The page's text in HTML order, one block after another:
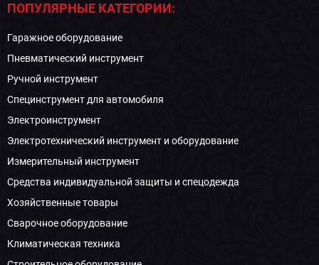
ПОПУЛЯРНЫЕ КАТЕГОРИИ:
Гаражное оборудование
Пневматический инструмент
Ручной инструмент
Специнструмент для автомобиля
Электроинструмент
Электротехнический инструмент и оборудование
Измерительный инструмент
Средства индивидуальной защиты и спецодежда
Хозяйственные товары
Сварочное оборудование
Климатическая техника